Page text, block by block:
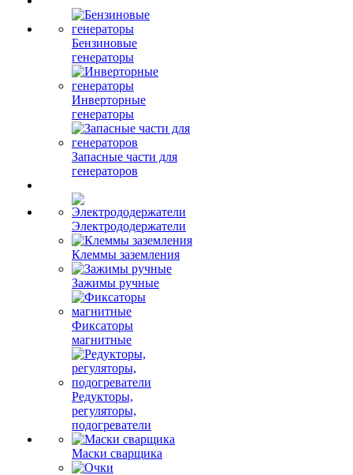
Бензиновые
генераторы
Инверторные
генераторы
Запасные части для
генераторов
Электрододержатели
Клеммы заземления
Зажимы ручные
Фиксаторы
магнитные
Редукторы,
регуляторы,
подогреватели
Маски сварщика